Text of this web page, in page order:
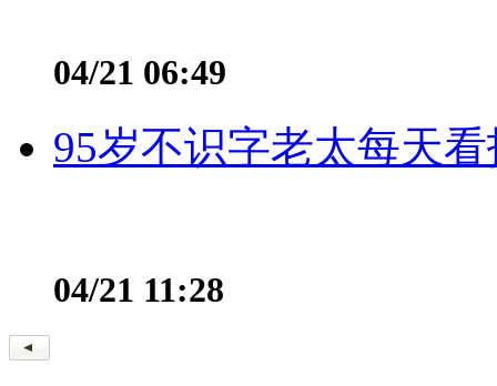
04/21 06:49
95岁不识字老太每天
04/21 11:28